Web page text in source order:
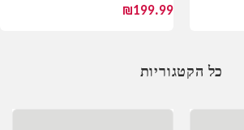
₪199.99
כל הקטגוריות